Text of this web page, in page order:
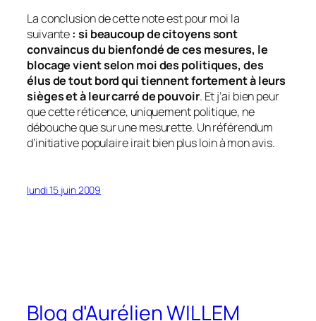
La conclusion de cette note est pour moi la
suivante: si beaucoup de citoyens sont
convaincus du bienfondé de ces mesures, le
blocage vient selon moi des politiques, des
élus de tout bord qui tiennent fortement à leurs
sièges et à leur carré de pouvoir. Et j’ai bien peur
que cette réticence, uniquement politique, ne
débouche que sur une mesurette. Un référendum
d’initiative populaire irait bien plus loin à mon avis.
lundi 15 juin 2009
Blog d'Aurélien WILLEM